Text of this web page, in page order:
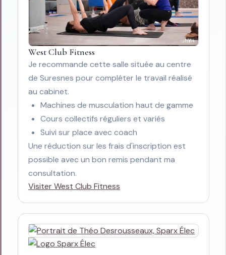
West Club Fitness
Je recommande cette salle située au centre
de Suresnes pour compléter le travail réalisé
au cabinet.
Machines de musculation haut de gamme
Cours collectifs réguliers et variés
Suivi sur place avec coach
Une réduction sur les frais d'inscription est
possible avec un bon remis pendant ma
consultation.
Visiter West Club Fitness